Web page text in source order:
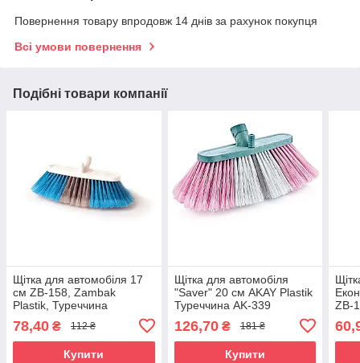
Повернення товару впродовж 14 днів за рахунок покупця
Всі умови повернення
Подібні товари компанії
Щітка для автомобіля 17
см ZB-158, Zambak
Plastik, Туреччина
78,40 ₴ 112 ₴
Купити
Щітка для автомобіля
"Saver" 20 см AKAY Plastik
Туреччина AK-339
126,70₴ 181 ₴
Купити
ZB-